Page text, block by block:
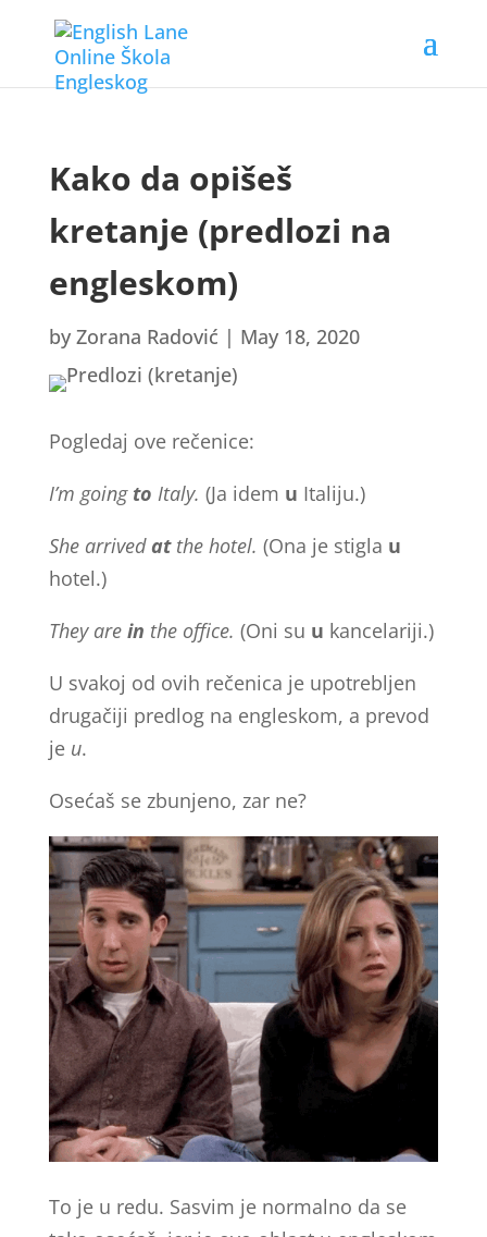
Kako da opišeš
kretanje (predlozi na
engleskom)
by Zorana Radović | May 18, 2020
Pogledaj ove rečenice:
I’m goingto Italy. (Ja idem u Italiju.)
She arrivedat the hotel. (Ona je stigla u
hotel.)
They are in the office. (Oni su u kancelariji.)
U svakoj od ovih rečenica je upotrebljen
drugačiji predlog na engleskom, a prevod
je u.
Osećaš se zbunjeno, zar ne?
To je u redu. Sasvim je normalno da se